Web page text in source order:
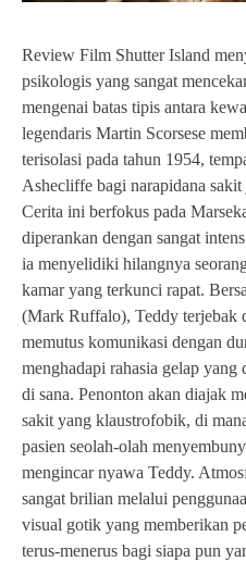
Review Film Shutter Island
psikologis yang sangat
mengenai batas tipis antara
legendaris Martin Scorsese
terisolasi pada tahun 1954,
Ashecliffe bagi narapidana
Cerita ini berfokus pada
diperankan dengan sangat
ia menyelidiki hilangnya
kamar yang terkunci rapat.
(Mark Ruffalo), Teddy terjebak
memutus komunikasi dengan
menghadapi rahasia gelap
di sana. Penonton akan diajak
sakit yang klaustrofobik, di
pasien seolah-olah
mengincar nyawa Teddy.
sangat brilian melalui
visual gotik yang memberikan
terus-menerus bagi siapa pun